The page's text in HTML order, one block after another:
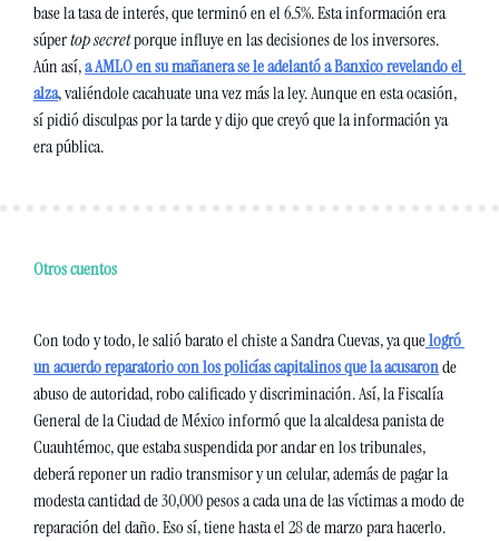
base la tasa de interés, que terminó en el 6.5%. Esta información era
súper top secret porque influye en las decisiones de los inversores.
Aún así, a AMLO en su mañanera se le adelantó a Banxico revelando el
alza, valiéndole cacahuate una vez más la ley. Aunque en esta ocasión,
sí pidió disculpas por la tarde y dijo que creyó que la información ya
era pública.
Otros cuentos
Con todo y todo, le salió barato el chiste a Sandra Cuevas, ya que logró
un acuerdo reparatorio con los policías capitalinos que la acusaron de
abuso de autoridad, robo calificado y discriminación. Así, la Fiscalía
General de la Ciudad de México informó que la alcaldesa panista de
Cuauhtémoc, que estaba suspendida por andar en los tribunales,
deberá reponer un radio transmisor y un celular, además de pagar la
modesta cantidad de 30,000 pesos a cada una de las víctimas a modo de
reparación del daño. Eso sí, tiene hasta el 28 de marzo para hacerlo.